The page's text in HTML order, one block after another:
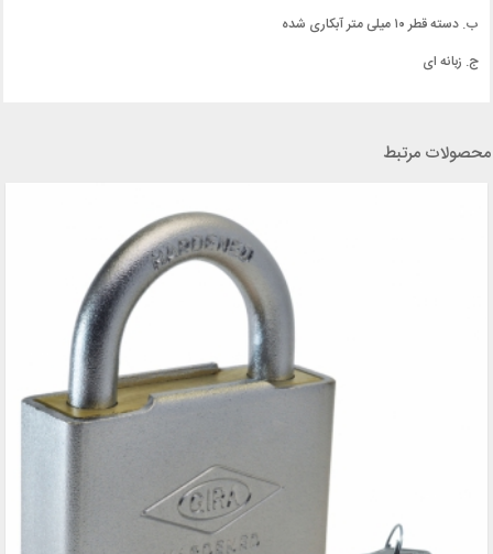
ب. دسته قطر ۱۰ میلی متر آبکاری شده
ج. زبانه ای
محصولات مرتبط